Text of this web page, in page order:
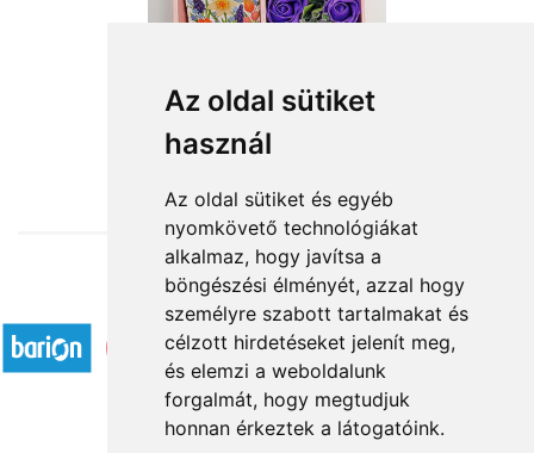
Az oldal sütiket
használ
Az oldal sütiket és egyéb
nyomkövető technológiákat
alkalmaz, hogy javítsa a
böngészési élményét, azzal hogy
személyre szabott tartalmakat és
célzott hirdetéseket jelenít meg,
és elemzi a weboldalunk
forgalmát, hogy megtudjuk
honnan érkeztek a látogatóink.
from HUF11,160
Accepted payment methods